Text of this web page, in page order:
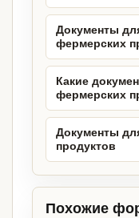
Документы
фермерских
Какие
фермерских
Документы
продуктов
Похожие